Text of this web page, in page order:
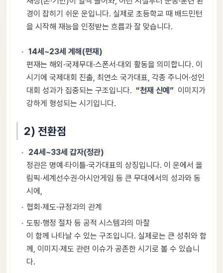
경이 잡히기 쉬운 운입니다. 실제로 초등학교 때 배드민턴
을 시작해 재능을 인정받는 흐름과 잘 맞습니다.
14세~23세 계해(편재)
편재는 해외·국제무대·스폰서·대외 활동을 의미합니다. 이
시기에 국제대회 진출, 최연소 국가대표, 각종 주니어·성인
대회 성과가 집중되는 구조입니다. “천재 신예” 이미지가
강하게 형성되는 시기입니다.
2) 전환점
24세~33세 갑자(정관)
정관은 명예·타이틀·국가대표의 상징입니다. 이 운에서 올
림픽·세계선수권·아시안게임 등 큰 무대에서의 성과와 동
시에,
협회·제도·규정과의 관계
도핑·행정 절차 등 공적 시스템과의 마찰
이 함께 나타날 수 있는 구조입니다. 실제로는 큰 성취와 함
께, 이미지·제도 관련 이슈가 공존한 시기로 볼 수 있습니
다.